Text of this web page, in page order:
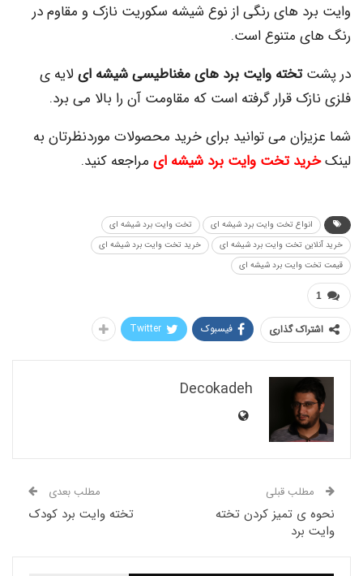
های رنگی از نوع شیشه سکوریت نازک و مقاوم در
متنوع است.
تخته وایت برد های مغناطیسی شیشه ایلایه ی
قرار گرفته است که مقاومت آن را بالا می برد.
می توانید برای خرید محصولات موردنظرتان به
تخت وایت برد شیشه ای مراجعه کنید.
تخت وایت برد شیشه ای
تخت وایت برد شیشه ای
تخت وایت برد شیشه ای
خرید تخت وایت برد شیشه ای
وایت برد شیشه ای
گذاری فیسبوک Twitter
Decokadeh
قبلی
تمیز کردن تخته
مطلب بعدی
تخته وایت برد کودک